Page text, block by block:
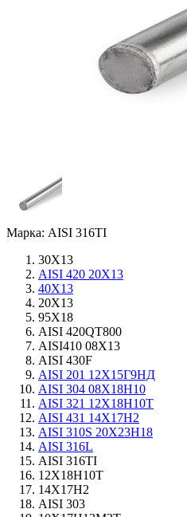
Марка: AISI 316TI
30Х13
AISI 420 20Х13
40Х13
20Х13
95Х18
AISI 420QT800
AISI410 08Х13
AISI 430F
AISI 201 12Х15Г9НД
AISI 304 08Х18Н10
AISI 321 12Х18Н10Т
AISI 431 14Х17Н2
AISI 310S 20Х23Н18
AISI 316L
AISI 316TI
12Х18Н10Т
14Х17Н2
AISI 303